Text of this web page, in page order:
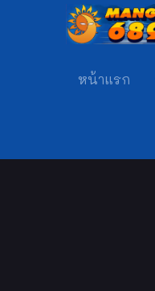
หน้าแรก